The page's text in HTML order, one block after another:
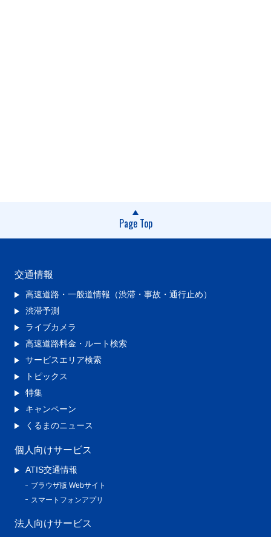
Page Top
交通情報
高速道路・一般道情報（渋滞・事故・通行止め）
渋滞予測
ライブカメラ
高速道路料金・ルート検索
サービスエリア検索
トピックス
特集
キャンペーン
くるまのニュース
個人向けサービス
ATIS交通情報
ブラウザ版 Webサイト
スマートフォンアプリ
法人向けサービス